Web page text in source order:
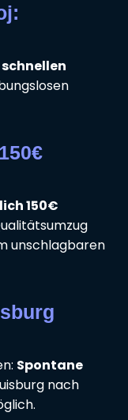
150€
unschlagbaren
Spontane
nach